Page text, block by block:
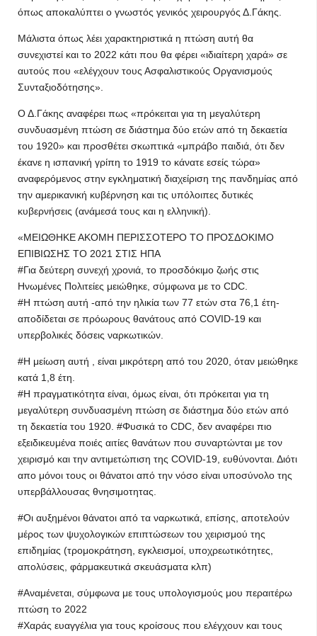
όπως αποκαλύπτει ο γνωστός γενικός χειρουργός Δ.Γάκης.
Μάλιστα όπως λέει χαρακτηριστικά η πτώση αυτή θα
συνεχιστεί και το 2022 κάτι που θα φέρει «ιδιαίτερη χαρά» σε
αυτούς που «ελέγχουν τους Ασφαλιστικούς Οργανισμούς
Συνταξιοδότησης».
Ο Δ.Γάκης αναφέρει πως «πρόκειται για τη μεγαλύτερη
συνδυασμένη πτώση σε διάστημα δύο ετών από τη δεκαετία
του 1920» και προσθέτει σκωπτικά «μπράβο παιδιά, ότι δεν
έκανε η ισπανική γρίπη το 1919 το κάνατε εσείς τώρα»
αναφερόμενος στην εγκληματική διαχείριση της πανδημίας από
την αμερικανική κυβέρνηση και τις υπόλοιπες δυτικές
κυβερνήσεις (ανάμεσά τους και η ελληνική).
«ΜΕΙΩΘΗΚΕ ΑΚΟΜΗ ΠΕΡΙΣΣΟΤΕΡΟ ΤΟ ΠΡΟΣΔΟΚΙΜΟ
ΕΠΙΒΙΩΣΗΣ ΤΟ 2021 ΣΤΙΣ ΗΠΑ
#Για δεύτερη συνεχή χρονιά, το προσδόκιμο ζωής στις
Ηνωμένες Πολιτείες μειώθηκε, σύμφωνα με το CDC.
#Η πτώση αυτή -από την ηλικία των 77 ετών στα 76,1 έτη-
αποδίδεται σε πρόωρους θανάτους από COVID-19 και
υπερβολικές δόσεις ναρκωτικών.
#Η μείωση αυτή , είναι μικρότερη από του 2020, όταν μειώθηκε
κατά 1,8 έτη.
#Η πραγματικότητα είναι, όμως είναι, ότι πρόκειται για τη
μεγαλύτερη συνδυασμένη πτώση σε διάστημα δύο ετών από
τη δεκαετία του 1920. #Φυσικά το CDC, δεν αναφέρει πιο
εξειδικευμένα ποιές αιτίες θανάτων που συναρτώνται με τον
χειρισμό και την αντιμετώπιση της COVID-19, ευθύνονται. Διότι
απο μόνοι τους οι θάνατοι από την νόσο είναι υποσύνολο της
υπερβάλλουσας θνησιμοτητας.
#Οι αυξημένοι θάνατοι από τα ναρκωτικά, επίσης, αποτελούν
μέρος των ψυχολογικών επιπτώσεων του χειρισμού της
επιδημίας (τρομοκράτηση, εγκλεισμοί, υποχρεωτικότητες,
απολύσεις, φάρμακευτικά σκευάσματα κλπ)
#Αναμένεται, σύμφωνα με τους υπολογισμούς μου περαιτέρω
πτώση το 2022
#Χαράς ευαγγέλια για τους κροίσους που ελέγχουν και τους